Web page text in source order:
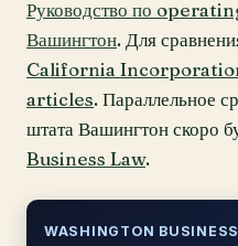
Руководство по
Вашингтон. Для
California
articles. Параллельное
штата Вашингтон скоро
Business Law.
WASHINGTON